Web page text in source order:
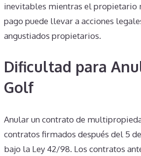
inevitables mientras el propietario
pago puede llevar a acciones
angustiados propietarios.
Dificultad para
Golf
Anular un contrato de
contratos firmados después del 5
bajo la Ley 42/98. Los contratos